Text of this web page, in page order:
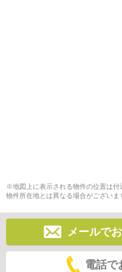
※地図上に表示される物件の位置は付
物件所在地とは異なる場合がございま
メールで
電話で